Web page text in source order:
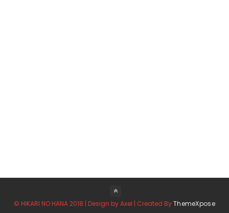
© HIKARI NO HANA 2018 | Design by Axel | Created ByThemeXpose